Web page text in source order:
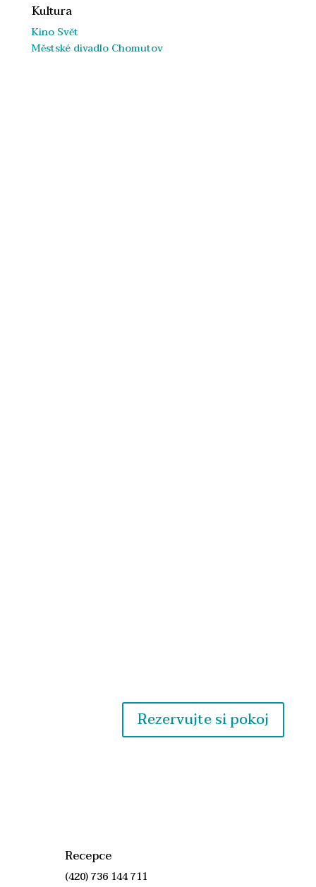
Kultura
Kino Svět
Městské divadlo Chomutov
Rezervujte si pokoj
Recepce
(420) 736 144 711